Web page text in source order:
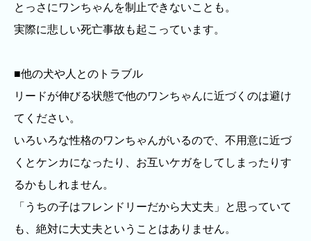
とっさにワンちゃんを制止できないことも。
実際に悲しい死亡事故も起こっています。
■他の犬や人とのトラブル
リードが伸びる状態で他のワンちゃんに近づくのは避け
てください。
いろいろな性格のワンちゃんがいるので、不用意に近づ
くとケンカになったり、お互いケガをしてしまったりす
るかもしれません。
「うちの子はフレンドリーだから大丈夫」と思っていて
も、絶対に大丈夫ということはありません。